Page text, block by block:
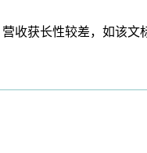
获长性较差，如该文